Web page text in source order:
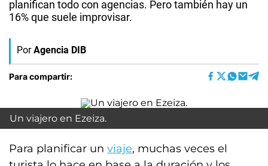
planifican todo con agencias. Pero también hay un
16% que suele improvisar.
Por Agencia DIB
Para compartir:
Un viajero en Ezeiza.
Para planificar un viaje, muchas veces el